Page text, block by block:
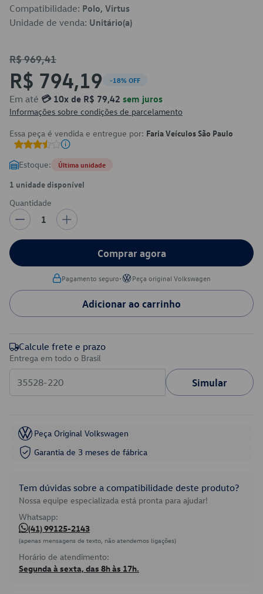
Compatibilidade: Polo, Virtus
Unidade de venda: Unitário(a)
R$ 969,41
R$ 794,19 -18% OFF
Em até 💳 10x de R$ 79,42 sem juros
Informações sobre condições de parcelamento
Essa peça é vendida e entregue por: Faria Veículos São Paulo
Estoque: Última unidade
1 unidade disponível
Quantidade
1
Comprar agora
Pagamento seguro• Peça original Volkswagen
Adicionar ao carrinho
Calcule frete e prazo
Entrega em todo o Brasil
Simular
Peça Original Volkswagen
Garantia de 3 meses de fábrica
Tem dúvidas sobre a compatibilidade deste produto?
Nossa equipe especializada está pronta para ajudar!
Whatsapp:
(41) 99125-2143
(apenas mensagens de texto, não atendemos ligações)
Horário de atendimento:
Segunda à sexta, das 8h às 17h.